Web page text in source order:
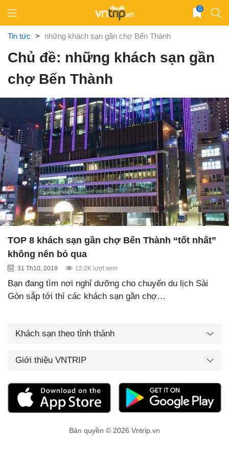
content
0
Tin tức > những khách sạn gần chợ Bến Thành
Chủ đề: những khách sạn gần
chợ Bến Thành
TOP 8 khách sạn gần chợ Bến Thành “tốt nhất”
không nên bỏ qua
31 Th10, 2019 12.2K lượt xem
Bạn đang tìm nơi nghỉ dưỡng cho chuyến du lịch Sài
Gòn sắp tới thì các khách sạn gần chợ…
Khách sạn theo tỉnh thành
Giới thiệu VNTRIP
Bản quyền © 2026 Vntrip.vn